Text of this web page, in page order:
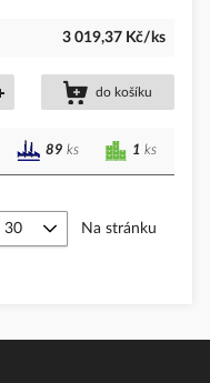
3 019,37 Kč/ks
do košíku
1 ks
89 ks
Na stránku